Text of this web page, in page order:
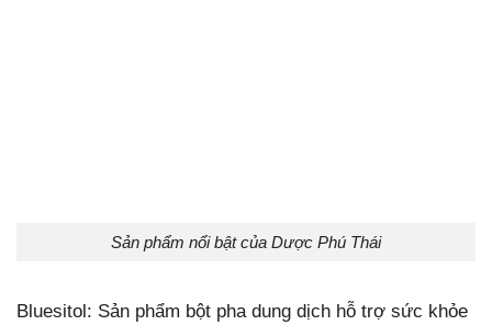
Sản phẩm nổi bật của Dược Phú Thái
Bluesitol: Sản phẩm bột pha dung dịch hỗ trợ sức khỏe